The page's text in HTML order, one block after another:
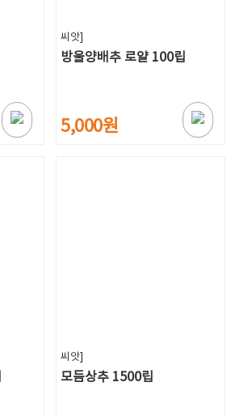
씨앗]
방울양배추 로얄 100립
5,000원
씨앗]
모듬상추 1500립